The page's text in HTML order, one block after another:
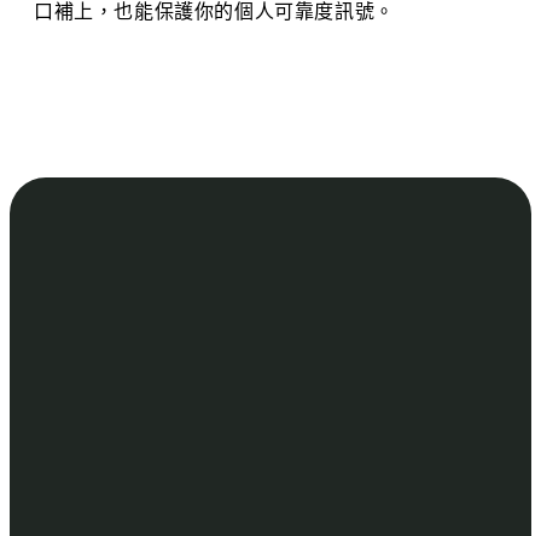
口補上，也能保護你的個人可靠度訊號。